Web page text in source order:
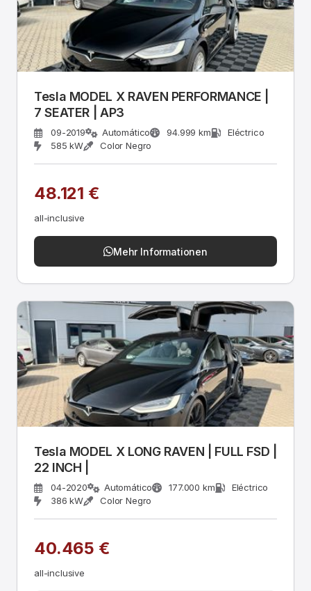
Tesla MODEL X RAVEN PERFORMANCE |
7 SEATER | AP3
09-2019 Automático 94.999 km
Eléctrico
585 kW
Color Negro
48.121 €
all-inclusive
Mehr Informationen
Tesla MODEL X LONG RAVEN | FULL FSD |
22 INCH |
04-2020 Automático 177.000 km
Eléctrico
386 kW
Color Negro
40.465 €
all-inclusive